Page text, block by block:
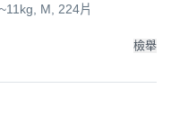
M, 224片
檢舉